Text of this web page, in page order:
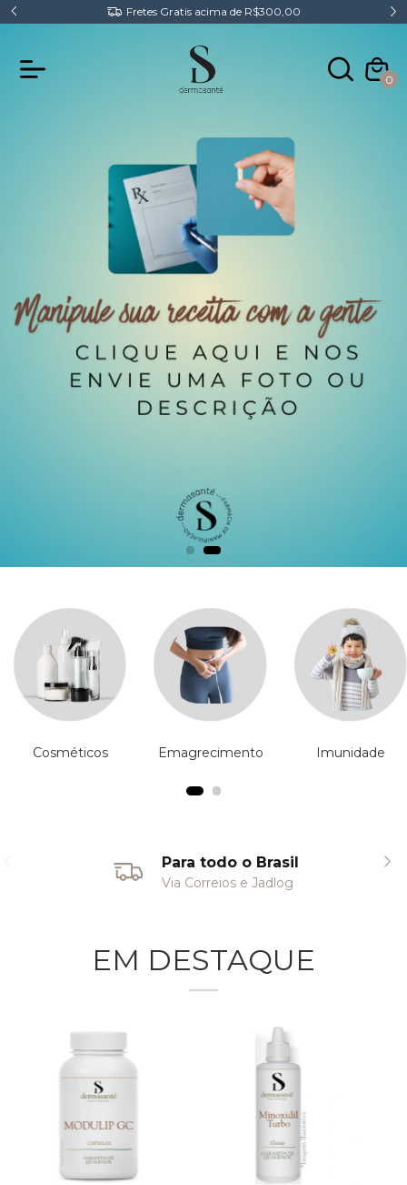
Fretes Gratis acima de R$300,00
0
Cosméticos Emagrecimento Imunidade
Para todo o Brasil
Via Correios e Jadlog
EM DESTAQUE